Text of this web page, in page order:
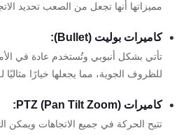
مميزاتها أنها تجعل من الصعب تحديد
كاميرات بوليت (Bullet):
تأتي بشكل أنبوبي وتُستخدم عادة في
للظروف الجوية، مما يجعلها خيارًا مثاليًا
كاميرات PTZ (Pan Tilt Zoom):
تتيح الحركة في جميع الاتجاهات ويمكن